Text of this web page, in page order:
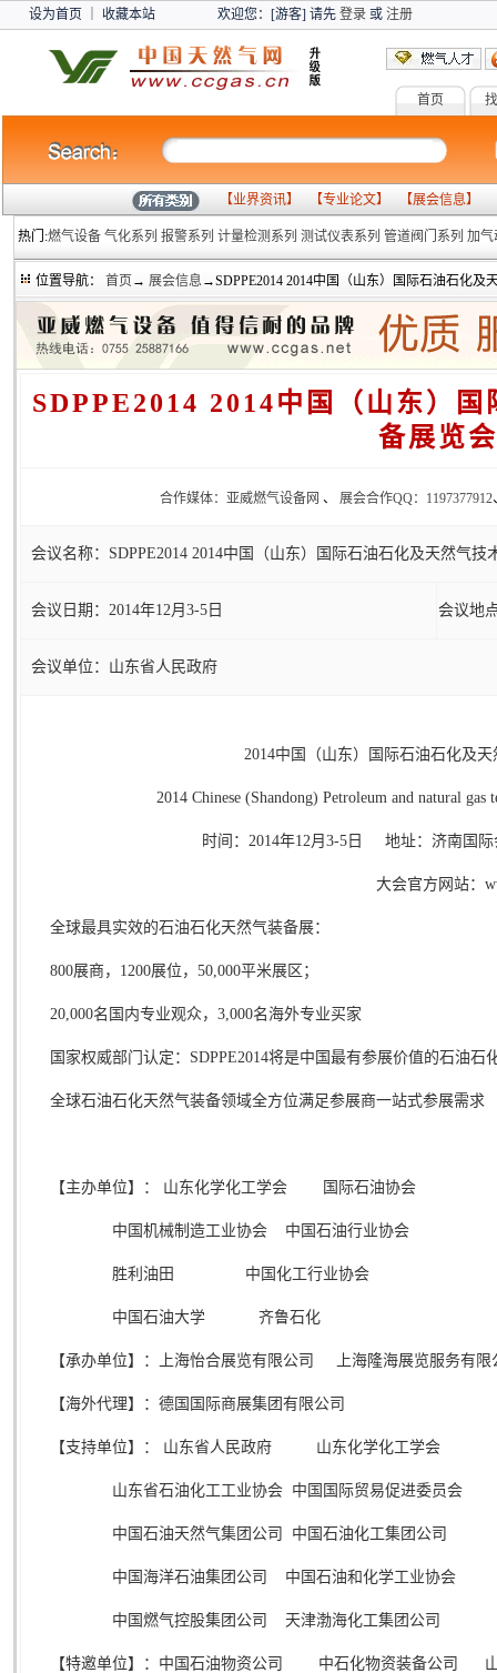
设为首页 收藏本站 欢迎您：[游客] 请先 登录或 注册
首页
燃气设备
【业界资讯】 【专业论文】 【展会信息】
热门:燃气设备 气化系列 报警系列 计量检测系列 测试仪表系列 管道阀门系列 加气
位置导航： 首页 → 展会信息→SDPPE2014 2014中国（山东）国际石油石化及
SDPPE2014 2014中国（山东）
备展览会
合作媒体：亚威燃气设备网 、 展会合作QQ：1197377912
会议名称：SDPPE2014 2014中国（山东）国际石油石化及天然气技
会议日期：2014年12月3-5日 会议地
会议单位：山东省人民政府
2014中国（山东）国际石油石化及
2014 Chinese (Shandong) Petroleum and natural
时间：2014年12月3-5日 地址：济南国际
大会官方网站：
全球最具实效的石油石化天然气装备展：
800展商， 1200展位， 50,000平米展区；
20,000名国内专业观众， 3,000名海外专业买家
国家权威部门认定：SDPPE2014将是中国最有参展价值的石油石
全球石油石化天然气装备领域全方位满足参展商一站式参
【主办单位】： 山东化学化工学会 国际石油协会
中国机械制造工业协会 中国石油行业协会
胜利油田 中国化工行业协会
中国石油大学 齐鲁石化
【承办单位】：上海怡合展览有限公司 上海隆海展览服务有限
【海外代理】：德国国际商展集团有限公司
【支持单位】： 山东省人民政府 山东化学化工学会
山东省石油化工工业协会 中国国际贸易促进委员会
中国石油天然气集团公司 中国石油化工集团公司
中国海洋石油集团公司 中国石油和化学工业协会
中国燃气控股集团公司 天津渤海化工集团公司
【特邀单位】：中国石油物资公司 中石化物资装备公司